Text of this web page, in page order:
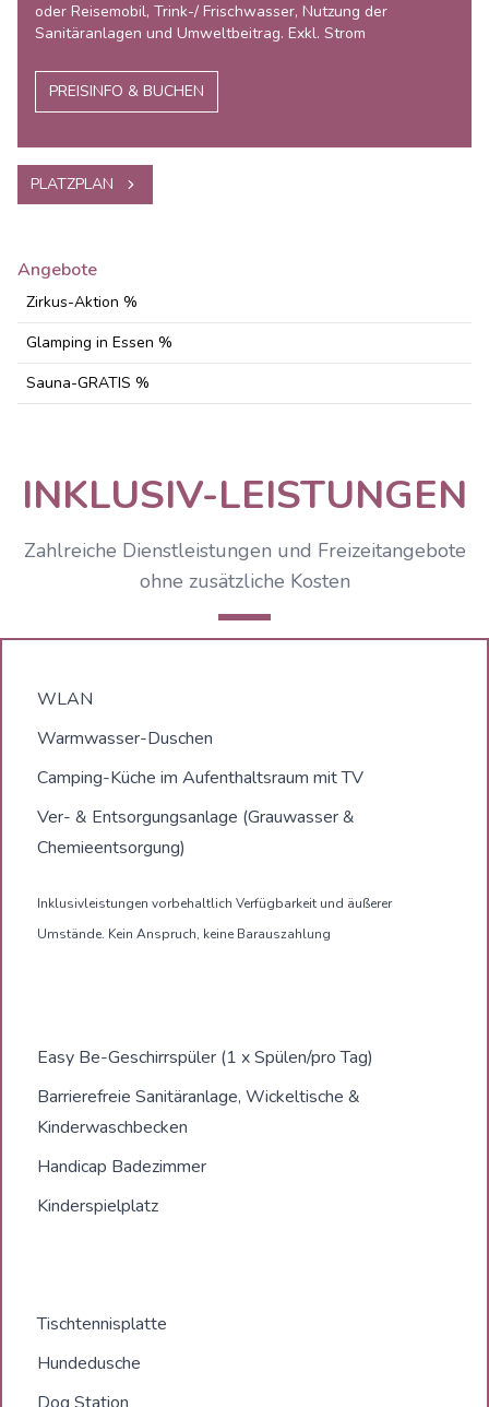
oder Reisemobil, Trink-/ Frischwasser, Nutzung der
Sanitäranlagen und Umweltbeitrag. Exkl. Strom
PREISINFO & BUCHEN
PLATZPLAN
Angebote
Zirkus-Aktion %
Glamping in Essen %
Sauna-GRATIS %
INKLUSIV-LEISTUNGEN
Zahlreiche Dienstleistungen und Freizeitangebote
ohne zusätzliche Kosten
WLAN
Warmwasser-Duschen
Camping-Küche im Aufenthaltsraum mit TV
Ver- & Entsorgungsanlage (Grauwasser &
Chemieentsorgung)
Inklusivleistungen vorbehaltlich Verfügbarkeit und äußerer
Umstände. Kein Anspruch, keine Barauszahlung
Easy Be-Geschirrspüler (1 x Spülen/pro Tag)
Barrierefreie Sanitäranlage, Wickeltische &
Kinderwaschbecken
Handicap Badezimmer
Kinderspielplatz
Tischtennisplatte
Hundedusche